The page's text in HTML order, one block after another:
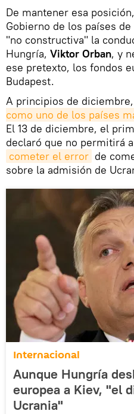
De mantener esa
Gobierno de los países
"no constructiva" la
Hungría, Viktor Orban, y
ese pretexto, los fondos
Budapest.
A principios de
como uno de los países
El 13 de diciembre, el
declaró que no permitirá
cometer el error de
sobre la admisión de
Internacional
Aunque Hungría
europea a Kiev, "el
Ucrania"